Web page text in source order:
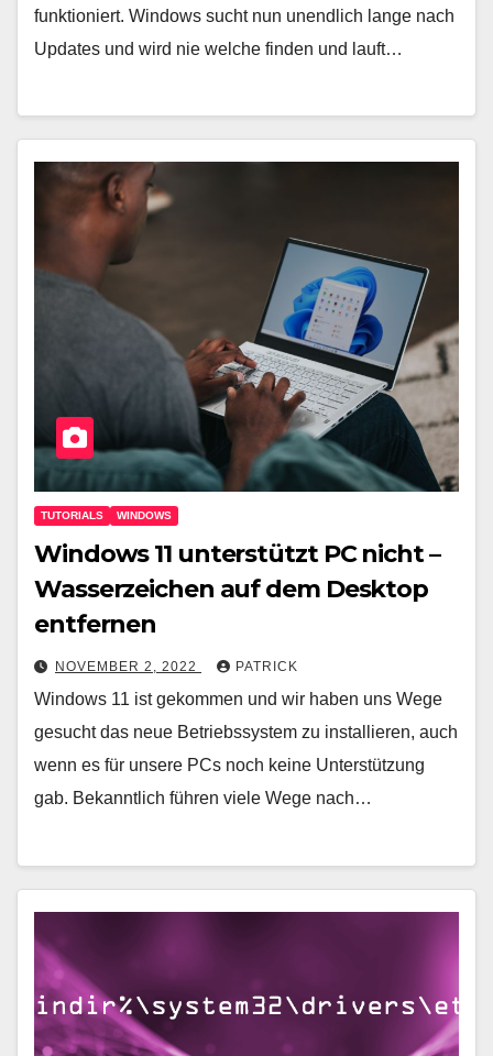
funktioniert. Windows sucht nun unendlich lange nach
Updates und wird nie welche finden und lauft…
TUTORIALS WINDOWS
Windows 11 unterstützt PC nicht –
Wasserzeichen auf dem Desktop
entfernen
NOVEMBER 2, 2022 PATRICK
Windows 11 ist gekommen und wir haben uns Wege
gesucht das neue Betriebssystem zu installieren, auch
wenn es für unsere PCs noch keine Unterstützung
gab. Bekanntlich führen viele Wege nach…